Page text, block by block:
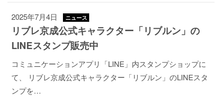
2025年7月4日 ニュース
リブレ京成公式キャラクター「リブルン」の
LINEスタンプ販売中
コミュニケーションアプリ「LINE」内スタンプショップに
て、 リブレ京成公式キャラクター「リブルン」のLINEスタ
ンプを…